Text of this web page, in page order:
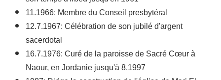
11.1966: Membre du Conseil presbytéral
12.7.1967: Célébration de son jubilé d'argent
sacerdotal
16.7.1976: Curé de la paroisse de Sacré Cœur à
Naour, en Jordanie jusqu'à 8.1997